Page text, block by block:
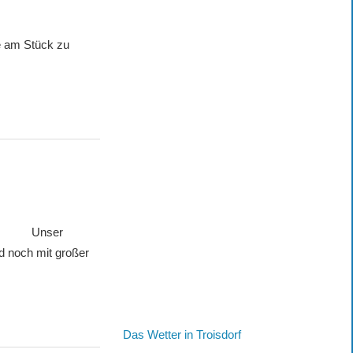
am Stück zu
noch mit großer
Das Wetter in Troisdorf